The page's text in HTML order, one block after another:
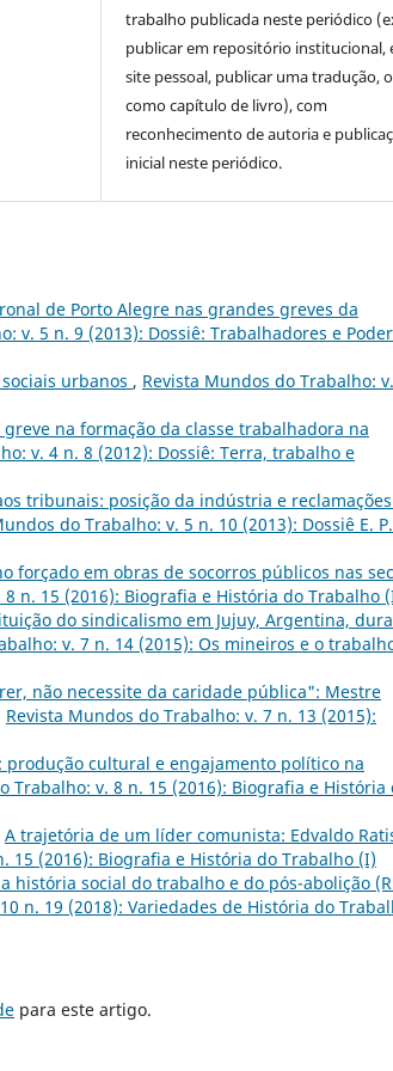
trabalho publicada neste periódico
publicar em repositório institucional,
site pessoal, publicar uma tradução,
como capítulo de livro), com
reconhecimento de autoria e
inicial neste periódico.
de Porto Alegre nas grandes greves da
v. 5 n. 9 (2013): Dossiê: Trabalhadores e Poder
urbanos , Revista Mundos do Trabalho:
na formação da classe trabalhadora na
v. 4 n. 8 (2012): Dossiê: Terra, trabalho e
tribunais: posição da indústria e
do Trabalho: v. 5 n. 10 (2013): Dossiê E. P.
forçado em obras de socorros públicos nas
n. 15 (2016): Biografia e História do Trabalho
do sindicalismo em Jujuy, Argentina,
v. 7 n. 14 (2015): Os mineiros e o
não necessite da caridade pública": Mestre
Revista Mundos do Trabalho: v. 7 n. 13 (2015):
produção cultural e engajamento político na
Trabalho: v. 8 n. 15 (2016): Biografia e História
A trajetória de um líder comunista: Edvaldo
15 (2016): Biografia e História do Trabalho (I)
história social do trabalho e do pós-abolição
n. 19 (2018): Variedades de História do
para este artigo.